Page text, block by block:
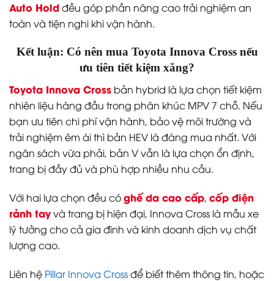
Auto Holdđều góp phần nâng cao trải nghiệm an
toàn và tiện nghi khi vận hành.
Kết luận: Có nên mua Toyota Innova Cross nếu
ưu tiên tiết kiệm xăng?
Toyota Innova Cross bản hybrid là lựa chọn tiết kiệm
nhiên liệu hàng đầu trong phân khúc MPV 7 chỗ. Nếu
bạn ưu tiên chi phí vận hành, bảo vệ môi trường và
trải nghiệm êm ái thì bản HEV là đáng mua nhất. Với
ngân sách vừa phải, bản V vẫn là lựa chọn ổn định,
trang bị đầy đủ và phù hợp nhiều nhu cầu.
Với hai lựa chọn đều cóghế da cao cấp, cốp điện
rảnh tayvà trang bị hiện đại, Innova Cross là mẫu xe
lý tưởng cho cả gia đình và kinh doanh dịch vụ chất
lượng cao.
Liên hệ Pillar Innova Crossđể biết thêm thông tin, hoặc